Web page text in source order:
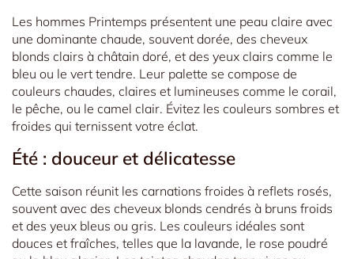
Les hommes Printemps présentent une peau claire avec
une dominante chaude, souvent dorée, des cheveux
blonds clairs à châtain doré, et des yeux clairs comme le
bleu ou le vert tendre. Leur palette se compose de
couleurs chaudes, claires et lumineuses comme le corail,
le pêche, ou le camel clair. Évitez les couleurs sombres et
froides qui ternissent votre éclat.
Été : douceur et délicatesse
Cette saison réunit les carnations froides à reflets rosés,
souvent avec des cheveux blonds cendrés à bruns froids
et des yeux bleus ou gris. Les couleurs idéales sont
douces et fraîches, telles que la lavande, le rose poudré